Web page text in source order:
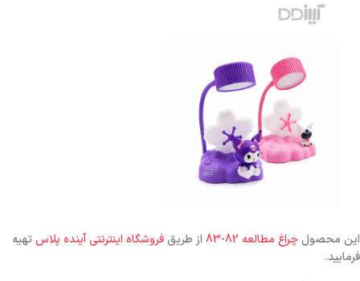
این محصولچراغ مطالعه 82-83 از طریقفروشگاه اینترنتی آینده پلاستهیه
فرمایید.